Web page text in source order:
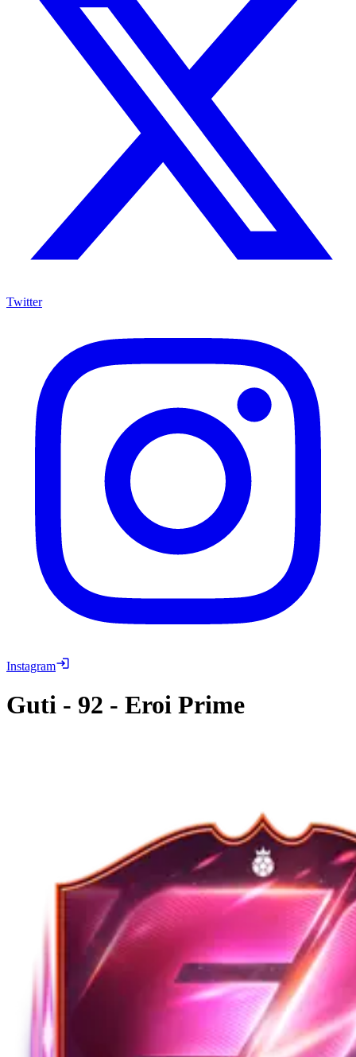
Twitter
Instagram
Guti - 92 - Eroi Prime